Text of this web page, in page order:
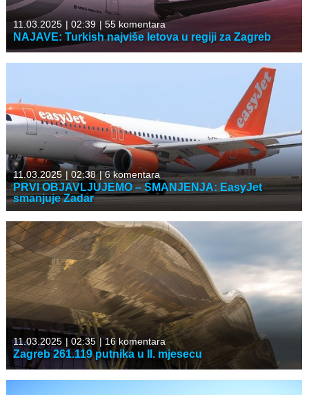
11.03.2025 | 02:39 | 55 komentara
NAJAVE: Turkish najviše letova u regiji za Zagreb
11.03.2025 | 02:38 |6 komentara
PRVI OBJAVLJUJEMO – SMANJENJA: EasyJet
smanjuje Zadar
11.03.2025 | 02:35 |16 komentara
Zagreb 261.119 putnika u II. mjesecu